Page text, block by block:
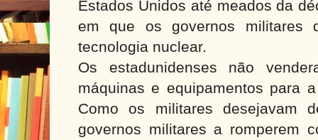
Estados Unidos até meados da
em que os governos militares
tecnologia nuclear.
Os estadunidenses não
máquinas e equipamentos para
Como os militares desejavam
governos militares a romperem